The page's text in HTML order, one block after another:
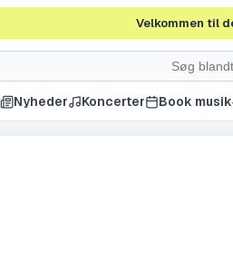
Velkommen til
Nyheder Koncerter Book musik